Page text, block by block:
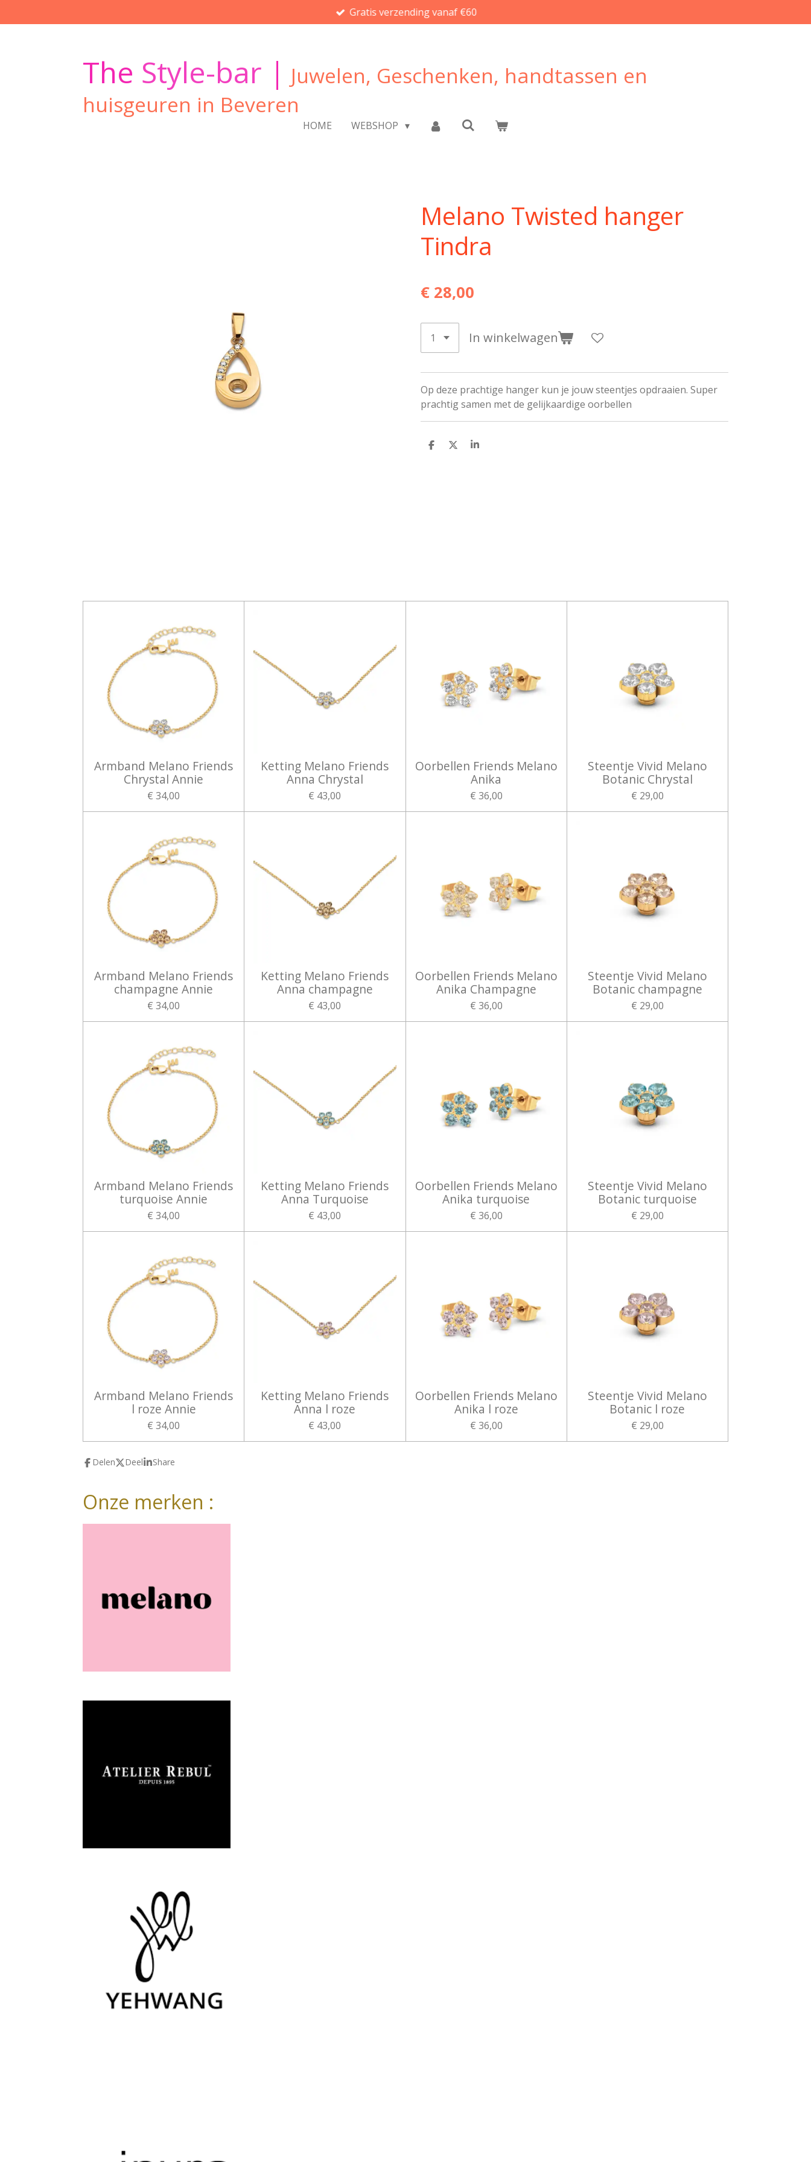
direct
Gratis verzending vanaf €60
The Style-bar | Juwelen, Geschenken, handtassen en
huisgeuren in Beveren
HOME WEBSHOP
Melano Twisted hanger
Tindra
€ 28,00
In winkelwagen
Op deze prachtige hanger kun je jouw steentjes opdraaien. Super
prachtig samen met de gelijkaardige oorbellen
D
D
S
Armband Melano Friends
Chrystal Annie
€ 34,00
Ketting Melano Friends
Anna Chrystal
€ 43,00
Oorbellen Friends Melano
Anika
€ 36,00
Steentje Vivid Melano
Botanic Chrystal
€ 29,00
Armband Melano Friends
champagne Annie
€ 34,00
Ketting Melano Friends
Anna champagne
€ 43,00
Oorbellen Friends Melano
Anika Champagne
€ 36,00
Steentje Vivid Melano
Botanic champagne
€ 29,00
Armband Melano Friends
turquoise Annie
€ 34,00
Ketting Melano Friends
Anna Turquoise
€ 43,00
Oorbellen Friends Melano
Anika turquoise
€ 36,00
Steentje Vivid Melano
Botanic turquoise
€ 29,00
Armband Melano Friends
l roze Annie
€ 34,00
Ketting Melano Friends
Anna l roze
€ 43,00
Oorbellen Friends Melano
Anika l roze
€ 36,00
Steentje Vivid Melano
Botanic l roze
€ 29,00
Delen Deel Share
Onze merken :